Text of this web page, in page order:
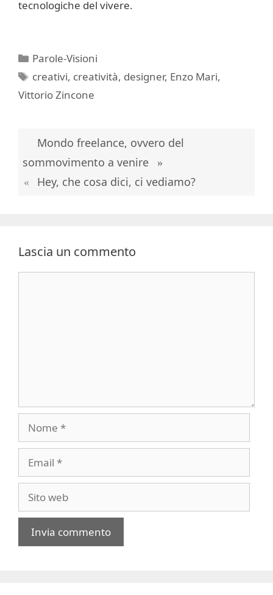
tecnologiche del vivere.
Categorie
Parole-Visioni
Tag
creativi, creatività, designer, Enzo Mari,
Vittorio Zincone
Mondo freelance, ovvero del
sommovimento a venire
Hey, che cosa dici, ci vediamo?
Lascia un commento
web